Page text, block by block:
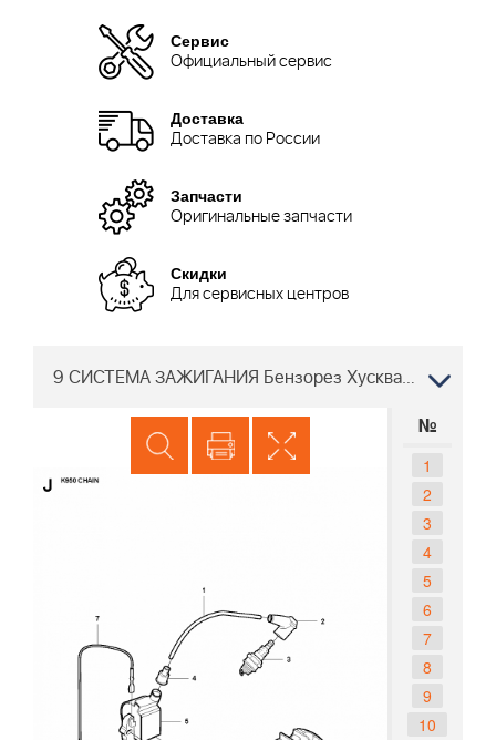
Сервис
Официальный сервис
Доставка
Доставка по России
Запчасти
Оригинальные запчасти
Скидки
Для сервисных центров
9 СИСТЕМА ЗАЖИГАНИЯ Бензорез Хускварна K950 Chain цепной 2007-01
№
1
2
3
4
5
6
7
8
9
10